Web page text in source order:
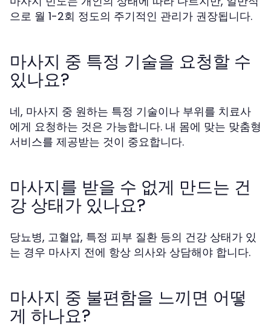
으로 월 1-2회 정도의 주기적인 관리가 권장됩니다.
마사지 중 특정 기술을 요청할 수
있나요?
네, 마사지 중 원하는 특정 기술이나 부위를 치료사
에게 요청하는 것은 가능합니다. 내 몸에 맞는 맞춤형
서비스를 제공받는 것이 중요합니다.
마사지를 받을 수 없게 만드는 건
강 상태가 있나요?
당뇨병, 고혈압, 특정 피부 질환 등의 건강 상태가 있
는 경우 마사지 전에 항상 의사와 상담해야 합니다.
마사지 중 불편함을 느끼면 어떻
게 하나요?